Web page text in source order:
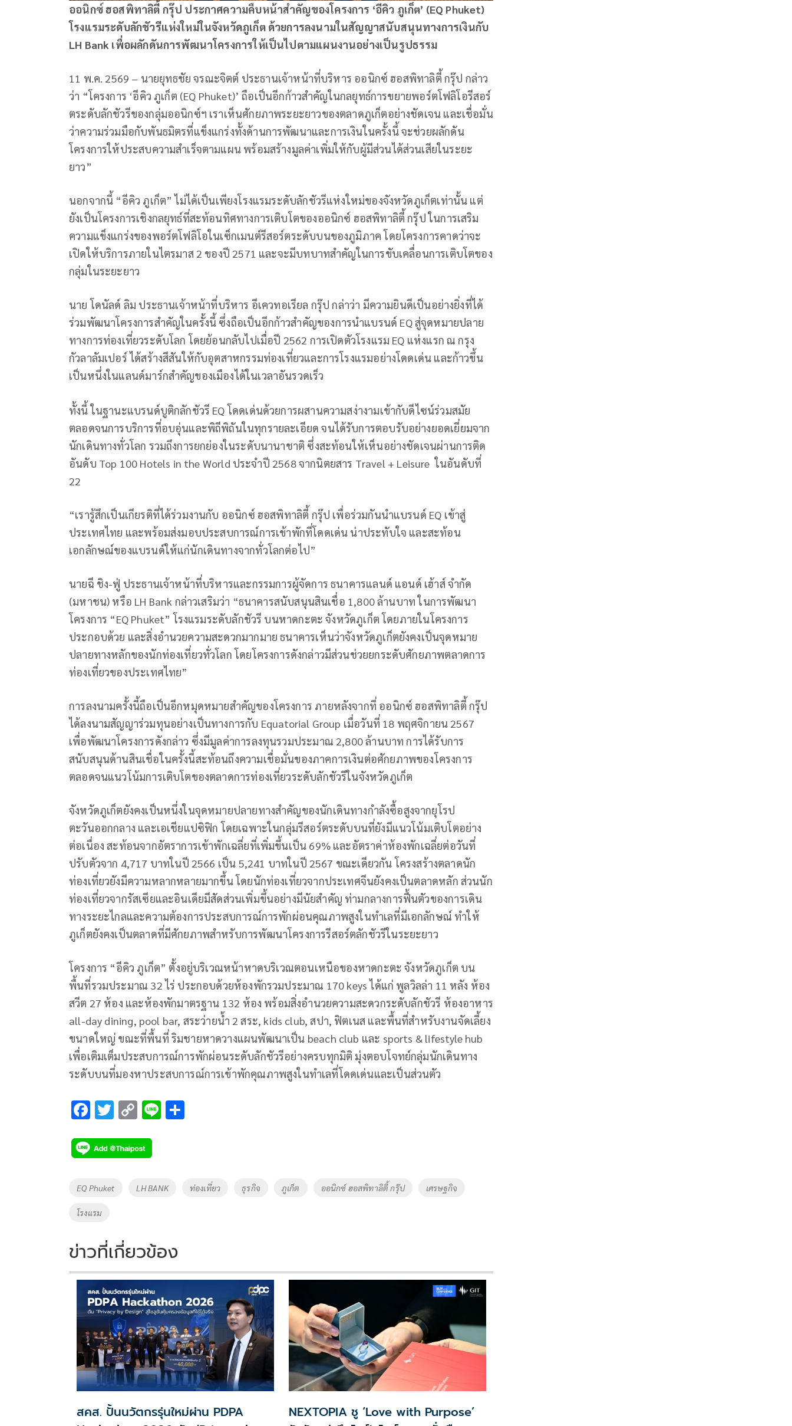
ออนิกซ์ ฮอสพิทาลิตี้ กรุ๊ป ประกาศความคืบหน้าสำคัญของโครงการ ‘อีคิว ภูเก็ต’ (EQ Phuket)
โรงแรมระดับลักชัวรีแห่งใหม่ในจังหวัดภูเก็ต ด้วยการลงนามในสัญญาสนับสนุนทางการเงินกับ
LH Bank เพื่อผลักดันการพัฒนาโครงการให้เป็นไปตามแผนงานอย่างเป็นรูปธรรม
11 พ.ค. 2569 – นายยุทธชัย จรณะจิตต์ ประธานเจ้าหน้าที่บริหาร ออนิกซ์ ฮอสพิทาลิตี้ กรุ๊ป กล่าว
ว่า “โครงการ ‘อีคิว ภูเก็ต (EQ Phuket)’ ถือเป็นอีกก้าวสำคัญในกลยุทธ์การขยายพอร์ตโฟลิโอรีสอร์
ตระดับลักชัวรีของกลุ่มออนิกซ์ฯ เราเห็นศักยภาพระยะยาวของตลาดภูเก็ตอย่างชัดเจน และเชื่อมั่น
ว่าความร่วมมือกับพันธมิตรที่แข็งแกร่งทั้งด้านการพัฒนาและการเงินในครั้งนี้ จะช่วยผลักดัน
โครงการให้ประสบความสำเร็จตามแผน พร้อมสร้างมูลค่าเพิ่มให้กับผู้มีส่วนได้ส่วนเสียในระยะ
ยาว”
นอกจากนี้ “อีคิว ภูเก็ต” ไม่ได้เป็นเพียงโรงแรมระดับลักชัวรีแห่งใหม่ของจังหวัดภูเก็ตเท่านั้น แต่
ยังเป็นโครงการเชิงกลยุทธ์ที่สะท้อนทิศทางการเติบโตของออนิกซ์ ฮอสพิทาลิตี้ กรุ๊ป ในการเสริม
ความแข็งแกร่งของพอร์ตโฟลิโอในเซ็กเมนต์รีสอร์ตระดับบนของภูมิภาค โดยโครงการคาดว่าจะ
เปิดให้บริการภายในไตรมาส 2 ของปี 2571 และจะมีบทบาทสำคัญในการขับเคลื่อนการเติบโตของ
กลุ่มในระยะยาว
นาย โดนัลด์ ลิม ประธานเจ้าหน้าที่บริหาร อีเควทอเรียล กรุ๊ป กล่าว่า มีความยินดีเป็นอย่างยิ่งที่ได้
ร่วมพัฒนาโครงการสำคัญในครั้งนี้ ซึ่งถือเป็นอีกก้าวสำคัญของการนำแบรนด์ EQ สู่จุดหมายปลาย
ทางการท่องเที่ยวระดับโลก โดยย้อนกลับไปเมื่อปี 2562 การเปิดตัวโรงแรม EQ แห่งแรก ณ กรุง
กัวลาลัมเปอร์ ได้สร้างสีสันให้กับอุตสาหกรรมท่องเที่ยวและการโรงแรมอย่างโดดเด่น และก้าวขึ้น
เป็นหนึ่งในแลนด์มาร์กสำคัญของเมืองได้ในเวลาอันรวดเร็ว
ทั้งนี้ ในฐานะแบรนด์บูติกลักชัวรี EQ โดดเด่นด้วยการผสานความสง่างามเข้ากับดีไซน์ร่วมสมัย
ตลอดจนการบริการที่อบอุ่นและพิถีพิถันในทุกรายละเอียด จนได้รับการตอบรับอย่างยอดเยี่ยมจาก
นักเดินทางทั่วโลก รวมถึงการยกย่องในระดับนานาชาติ ซึ่งสะท้อนให้เห็นอย่างชัดเจนผ่านการติด
อันดับ Top 100 Hotels in the World ประจำปี 2568 จากนิตยสาร Travel + Leisure ในอันดับที่
22
“เรารู้สึกเป็นเกียรติที่ได้ร่วมงานกับ ออนิกซ์ ฮอสพิทาลิตี้ กรุ๊ป เพื่อร่วมกันนำแบรนด์ EQ เข้าสู่
ประเทศไทย และพร้อมส่งมอบประสบการณ์การเข้าพักที่โดดเด่น น่าประทับใจ และสะท้อน
เอกลักษณ์ของแบรนด์ให้แก่นักเดินทางจากทั่วโลกต่อไป”
นายฉี ชิง-ฟู่ ประธานเจ้าหน้าที่บริหารและกรรมการผู้จัดการ ธนาคารแลนด์ แอนด์ เฮ้าส์ จำกัด
(มหาชน) หรือ LH Bank กล่าวเสริมว่า “ธนาคารสนับสนุนสินเชื่อ 1,800 ล้านบาท ในการพัฒนา
โครงการ “EQ Phuket” โรงแรมระดับลักชัวรี บนหาดกะตะ จังหวัดภูเก็ต โดยภายในโครงการ
ประกอบด้วย และสิ่งอำนวยความสะดวกมากมาย ธนาคารเห็นว่าจังหวัดภูเก็ตยังคงเป็นจุดหมาย
ปลายทางหลักของนักท่องเที่ยวทั่วโลก โดยโครงการดังกล่าวมีส่วนช่วยยกระดับศักยภาพตลาดการ
ท่องเที่ยวของประเทศไทย”
การลงนามครั้งนี้ถือเป็นอีกหมุดหมายสำคัญของโครงการ ภายหลังจากที่ ออนิกซ์ ฮอสพิทาลิตี้ กรุ๊ป
ได้ลงนามสัญญาร่วมทุนอย่างเป็นทางการกับ Equatorial Group เมื่อวันที่ 18 พฤศจิกายน 2567
เพื่อพัฒนาโครงการดังกล่าว ซึ่งมีมูลค่าการลงทุนรวมประมาณ 2,800 ล้านบาท การได้รับการ
สนับสนุนด้านสินเชื่อในครั้งนี้สะท้อนถึงความเชื่อมั่นของภาคการเงินต่อศักยภาพของโครงการ
ตลอดจนแนวโน้มการเติบโตของตลาดการท่องเที่ยวระดับลักชัวรีในจังหวัดภูเก็ต
จังหวัดภูเก็ตยังคงเป็นหนึ่งในจุดหมายปลายทางสำคัญของนักเดินทางกำลังซื้อสูงจากยุโรป
ตะวันออกกลาง และเอเชียแปซิฟิก โดยเฉพาะในกลุ่มรีสอร์ตระดับบนที่ยังมีแนวโน้มเติบโตอย่าง
ต่อเนื่อง สะท้อนจากอัตราการเข้าพักเฉลี่ยที่เพิ่มขึ้นเป็น 69% และอัตราค่าห้องพักเฉลี่ยต่อวันที่
ปรับตัวจาก 4,717 บาทในปี 2566 เป็น 5,241 บาทในปี 2567 ขณะเดียวกัน โครงสร้างตลาดนัก
ท่องเที่ยวยังมีความหลากหลายมากขึ้น โดยนักท่องเที่ยวจากประเทศจีนยังคงเป็นตลาดหลัก ส่วนนัก
ท่องเที่ยวจากรัสเซียและอินเดียมีสัดส่วนเพิ่มขึ้นอย่างมีนัยสำคัญ ท่ามกลางการฟื้นตัวของการเดิน
ทางระยะไกลและความต้องการประสบการณ์การพักผ่อนคุณภาพสูงในทำเลที่มีเอกลักษณ์ ทำให้
ภูเก็ตยังคงเป็นตลาดที่มีศักยภาพสำหรับการพัฒนาโครงการรีสอร์ตลักชัวรีในระยะยาว
โครงการ “อีคิว ภูเก็ต” ตั้งอยู่บริเวณหน้าหาดบริเวณตอนเหนือของหาดกะตะ จังหวัดภูเก็ต บน
พื้นที่รวมประมาณ 32 ไร่ ประกอบด้วยห้องพักรวมประมาณ 170 keys ได้แก่ พูลวิลล่า 11 หลัง ห้อง
สวีต 27 ห้อง และห้องพักมาตรฐาน 132 ห้อง พร้อมสิ่งอำนวยความสะดวกระดับลักชัวรี ห้องอาหาร
all-day dining, pool bar, สระว่ายน้ำ 2 สระ, kids club, สปา, ฟิตเนส และพื้นที่สำหรับงานจัดเลี้ยง
ขนาดใหญ่ ขณะที่พื้นที่ ริมชายหาดวางแผนพัฒนาเป็น beach club และ sports & lifestyle hub
เพื่อเติมเต็มประสบการณ์การพักผ่อนระดับลักชัวรีอย่างครบทุกมิติ มุ่งตอบโจทย์กลุ่มนักเดินทาง
ระดับบนที่มองหาประสบการณ์การเข้าพักคุณภาพสูงในทำเลที่โดดเด่นและเป็นส่วนตัว
F
e
b
o
k
T
tt
er
C
p
y
Li
Li
Tags
EQ Phuket LH BANK ท่องเที่ยว ธุรกิจ ภูเก็ต ออนิกซ์ ฮอสพิทาลิตี้ กรุ๊ป เศรษฐกิจ
โรงแรม
ข่าวที่เกี่ยวข้อง
สคส. ปั้นนวัตกรรุ่นใหม่ผ่าน PDPA
NEXTOPIA ชู ‘Love with Purpose’